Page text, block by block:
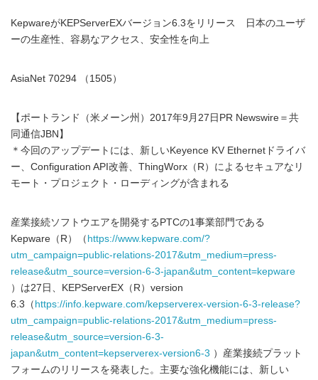
KepwareがKEPServerEXバージョン6.3をリリース 日本のユーザ
ーの生産性、容易なアクセス、安全性を向上
AsiaNet 70294 （1505）
【ポートランド（米メーン州）2017年9月27日PR Newswire＝共
同通信JBN】
＊今回のアップデートには、新しいKeyence KV Ethernetドライバ
ー、Configuration API改善、ThingWorx（R）によるセキュアなリ
モート・プロジェクト・ローディングが含まれる
産業接続ソフトウエアを開発するPTCの1事業部門である
Kepware（R）（ https://www.kepware.com/?
utm_campaign=public-relations-2017&utm_medium=press-
release&utm_source=version-6-3-japan&utm_content=kepware
）は27日、KEPServerEX（R）version
6.3（ https://info.kepware.com/kepserverex-version-6-3-release?
utm_campaign=public-relations-2017&utm_medium=press-
release&utm_source=version-6-3-
japan&utm_content=kepserverex-version6-3 ）産業接続プラット
フォームのリリースを発表した。主要な強化機能には、新しい